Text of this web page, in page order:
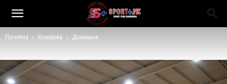
Почетна Кошарка Домашна